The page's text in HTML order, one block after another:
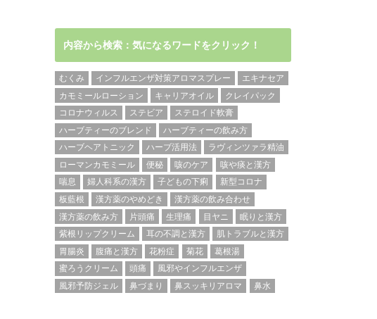
内容から検索：気になるワードをクリック！
むくみ インフルエンザ対策アロマスプレー
エキナセア
カモミールローション
キャリアオイル
クレイパック
コロナウィルス
ステビア
ステロイド軟膏
ハーブティーのブレンド
ハーブティーの飲み方
ハーブヘアトニック
ハーブ活用法
ラヴィンツァラ精油
ローマンカモミール
便秘 咳のケア
咳や痰と漢方
喘息
婦人科系の漢方 子どもの下痢
新型コロナ
板藍根
漢方薬のやめどき
漢方薬の飲み合わせ
漢方薬の飲み方
片頭痛 生理痛 目ヤニ
眠りと漢方
紫根リップクリーム
耳の不調と漢方
肌トラブルと漢方
胃腸炎
腹痛と漢方 花粉症 菊花
葛根湯
蜜ろうクリーム
頭痛
風邪やインフルエンザ
風邪予防ジェル
鼻づまり 鼻スッキリアロマ 鼻水